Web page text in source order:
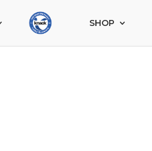
SHOP